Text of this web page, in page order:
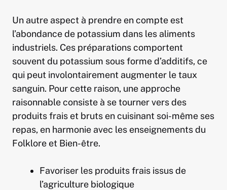
Un autre aspect à prendre en compte est
l’abondance de potassium dans les aliments
industriels. Ces préparations comportent
souvent du potassium sous forme d’additifs, ce
qui peut involontairement augmenter le taux
sanguin. Pour cette raison, une approche
raisonnable consiste à se tourner vers des
produits frais et bruts en cuisinant soi-même ses
repas, en harmonie avec les enseignements du
Folklore et Bien-être.
Favoriser les produits frais issus de
l’agriculture biologique